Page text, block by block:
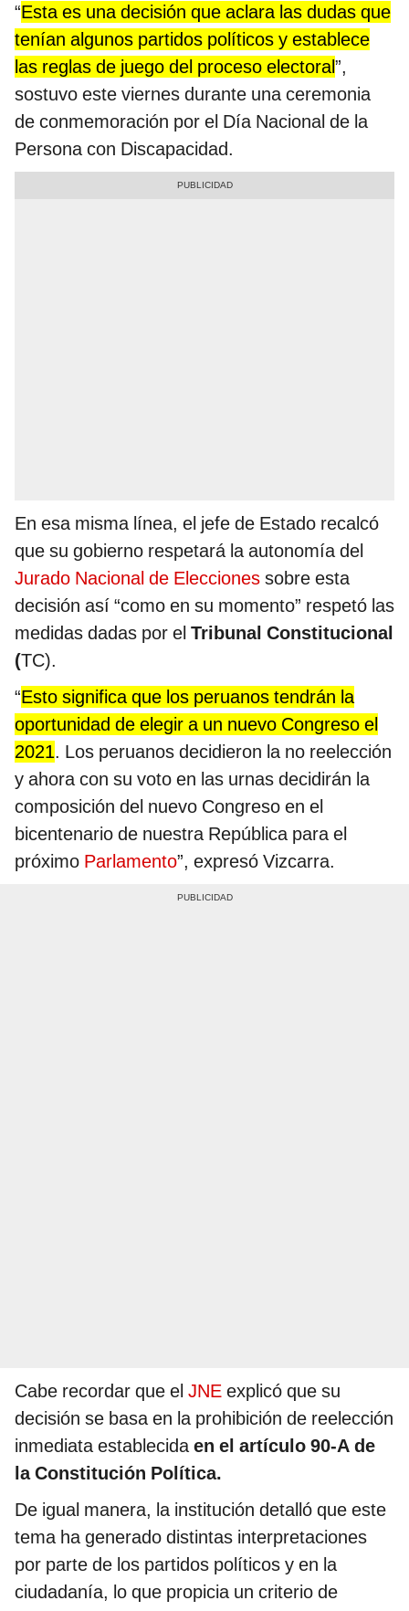
“Esta es una decisión que aclara las dudas que
tenían algunos partidos políticos y establece
las reglas de juego del proceso electoral”,
sostuvo este viernes durante una ceremonia
de conmemoración por el Día Nacional de la
Persona con Discapacidad.
En esa misma línea, el jefe de Estado recalcó
que su gobierno respetará la autonomía del
Jurado Nacional de Elecciones sobre esta
decisión así “como en su momento” respetó las
medidas dadas por el Tribunal Constitucional
(TC).
“Esto significa que los peruanos tendrán la
oportunidad de elegir a un nuevo Congreso el
2021. Los peruanos decidieron la no reelección
y ahora con su voto en las urnas decidirán la
composición del nuevo Congreso en el
bicentenario de nuestra República para el
próximo Parlamento”, expresó Vizcarra.
Cabe recordar que el JNE explicó que su
decisión se basa en la prohibición de reelección
inmediata establecidaen el artículo 90-A de
la Constitución Política.
De igual manera, la institución detalló que este
tema ha generado distintas interpretaciones
por parte de los partidos políticos y en la
ciudadanía, lo que propicia un criterio de